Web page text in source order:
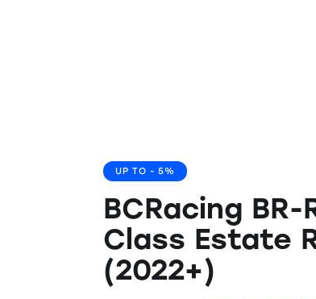
UP TO - 5%
BCRacing BR-
Class Estate
(2022+)